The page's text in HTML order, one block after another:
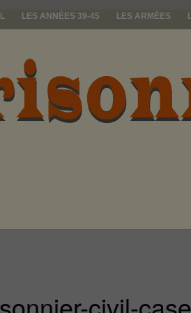
LES ANNÉES 39-45 LES ARMÉES